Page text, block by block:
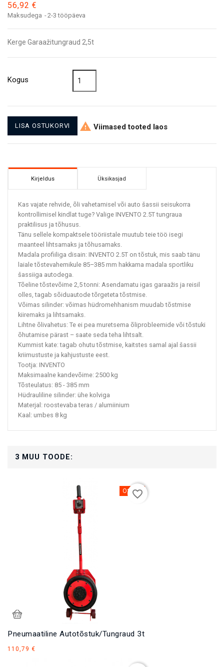
56,92 €
Maksudega 2-3 tööpäeva
Kerge Garaažitungraud 2,5t
Kogus
LISA OSTUKORVI  Viimased tooted laos
Kirjeldus Üksikasjad
Kas vajate rehvide, õli vahetamisel või auto šassii seisukorra
kontrollimisel kindlat tuge? Valige INVENTO 2.5T tungraua
praktilisus ja tõhusus.
Tänu sellele kompaktsele tööriistale muutub teie töö isegi
maanteel lihtsamaks ja tõhusamaks.
Madala profiiliga disain: INVENTO 2.5T on tõstuk, mis saab tänu
laiale tõstevahemikule 85–385 mm hakkama madala sportliku
šassiiga autodega.
Tõeline tõstevõime 2,5 tonni: Asendamatu igas garaažis ja reisil
olles, tagab sõiduautode tõrgeteta tõstmise.
Võimas silinder: võimas hüdromehhanism muudab tõstmise
kiiremaks ja lihtsamaks.
Lihtne õlivahetus: Te ei pea muretsema õliprobleemide või tõstuki
õhutamise pärast – saate seda teha lihtsalt.
Kummist kate: tagab ohutu tõstmise, kaitstes samal ajal šassii
kriimustuste ja kahjustuste eest.
Tootja: INVENTO
Maksimaalne kandevõime: 2500 kg
Tõsteulatus: 85 - 385 mm
Hüdrauliline silinder: ühe kolviga
Materjal: roostevaba teras / alumiinium
Kaal: umbes 8 kg
3 MUU TOODE:
Otsas
Pneumaatiline Autotõstuk/tungraud 3t
110,79 €
favorite_border